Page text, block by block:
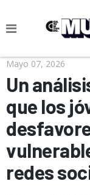
NOTICIAS
CULTURA POP
CIENCIA Y
VIDA
SOCIEDAD
Mayo 07, 2026
Un
que los
redes